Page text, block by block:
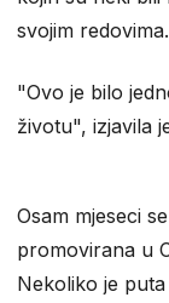
svojim redovima.
"Ovo je bilo
životu", izjavila
Osam mjeseci
promovirana u
Nekoliko je